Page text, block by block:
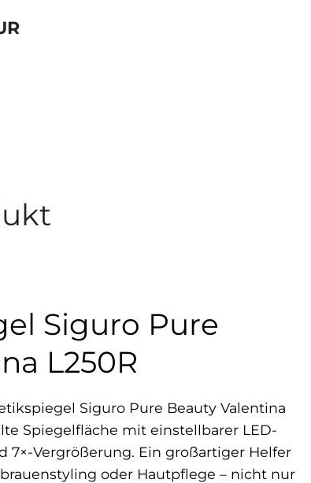
Siguro Pure
L250R
Siguro Pure Beauty Valentina
Spiegelfläche mit einstellbarer LED-
7×-Vergrößerung. Ein großartiger Helfer
oder Hautpflege – nicht nur